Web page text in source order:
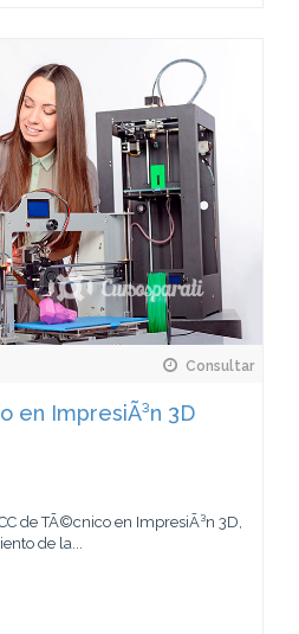
Consultar
en ImpresiÃ³n 3D
de TÃ©cnico en ImpresiÃ³n 3D,
de la...